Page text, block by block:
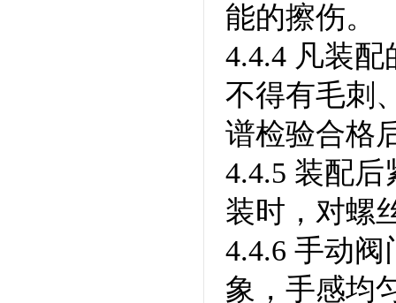
能的擦伤。
4.4.4 凡装
不得有毛刺
谱检验合格
4.4.5 装配
装时，对螺
4.4.6 手动
象，手感均